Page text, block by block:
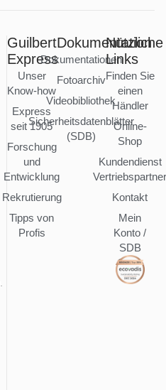
Guilbert
Express
Unser
Know-how
Express
seit 1905
Forschung
und
Entwicklung
Rekrutierung
Tipps von
Profis
Dokumentation
Dokumentationen
Fotoarchiv
Videobibliothek
Sicherheitsdatenblätter
(SDB)
Nützliche
Links
Finden Sie
einen
Händler
Online-
Shop
Kundendienst
Kontakt
Mein
Konto /
SDB